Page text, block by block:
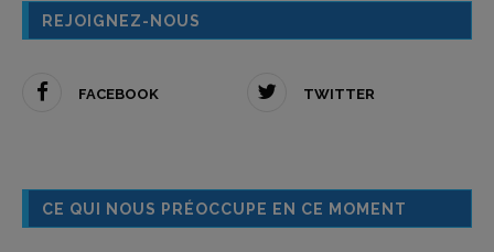
REJOIGNEZ-NOUS
FACEBOOK TWITTER
CE QUI NOUS PRÉOCCUPE EN CE MOMENT